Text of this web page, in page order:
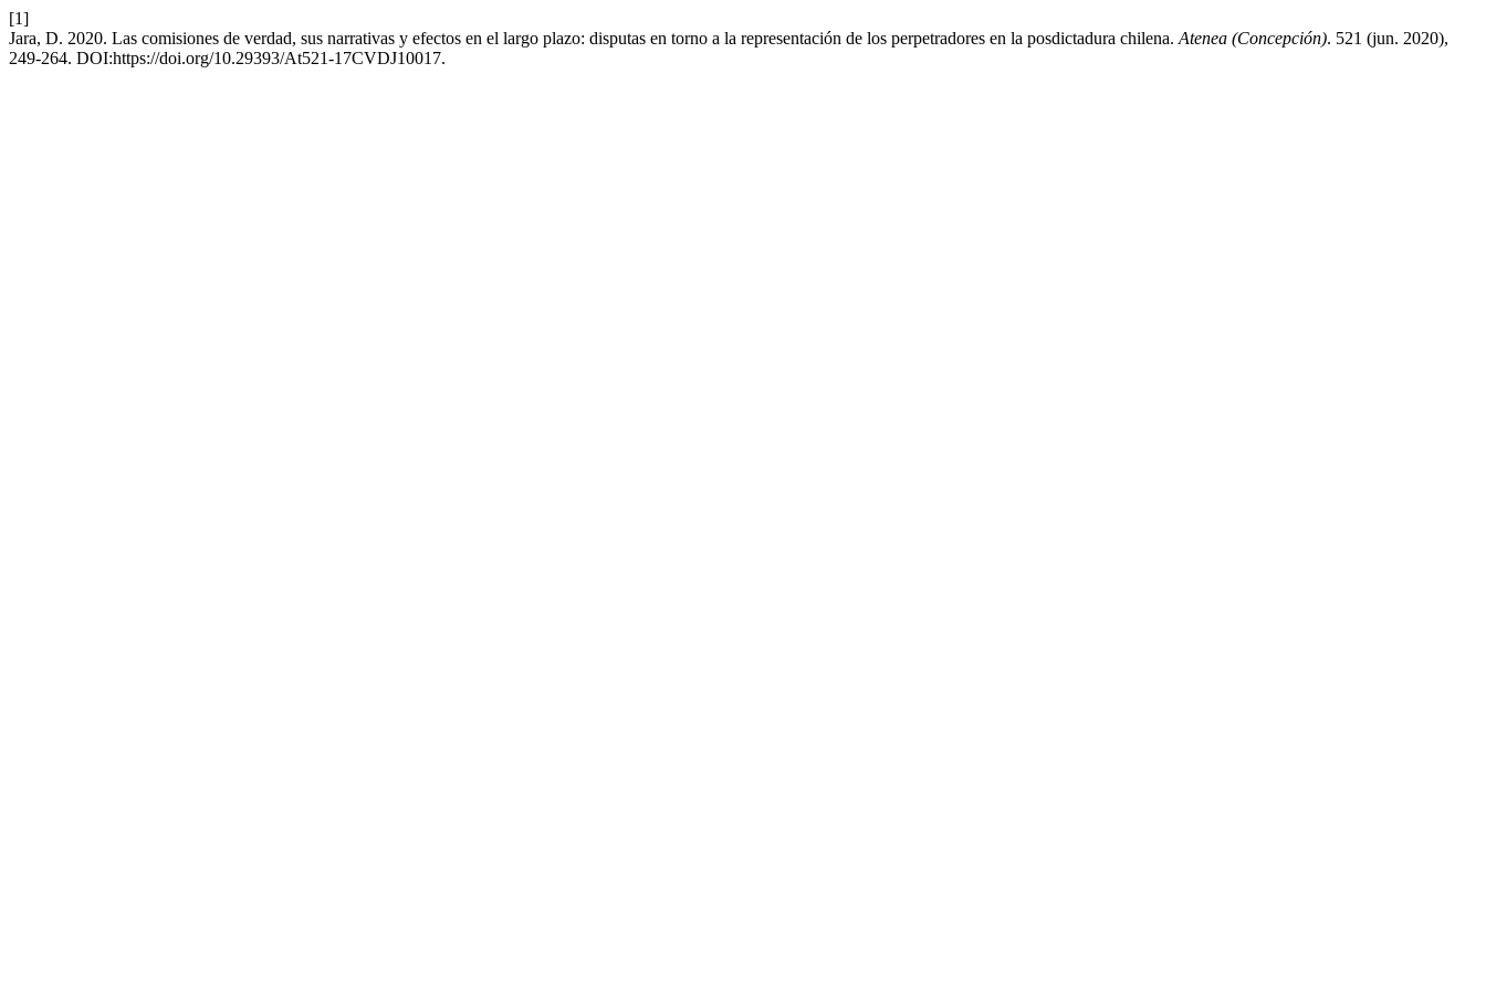
[1]
Jara, D. 2020. Las comisiones de verdad, sus narrativas y efectos en el largo plazo: disputas en torno a la representación de los perpetradores en la posdictadura chilena. Atenea (Concepción). 521 (jun. 2020),
249-264. DOI:https://doi.org/10.29393/At521-17CVDJ10017.